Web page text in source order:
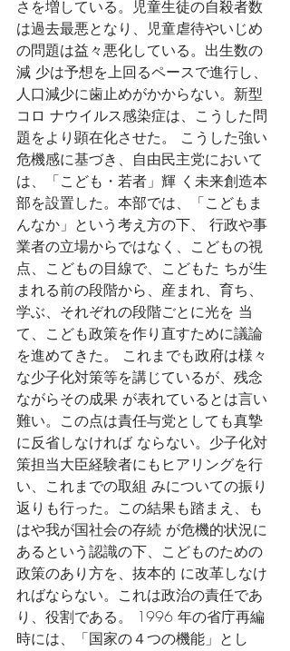
さを増している。児童生徒の自殺者数
は過去最悪となり、児童虐待やいじめ
の問題は益々悪化している。出生数の
減 少は予想を上回るペースで進行し、
人口減少に歯止めがかからない。新型
コロ ナウイルス感染症は、こうした問
題をより顕在化させた。 こうした強い
危機感に基づき、自由民主党において
は、「こども・若者」輝 く未来創造本
部を設置した。本部では、「こどもま
んなか」という考え方の下、 行政や事
業者の立場からではなく、こどもの視
点、こどもの目線で、こどもた ちが生
まれる前の段階から、産まれ、育ち、
学ぶ、それぞれの段階ごとに光を 当
て、こども政策を作り直すために議論
を進めてきた。 これまでも政府は様々
な少子化対策等を講じているが、残念
ながらその成果 が表れているとは言い
難い。この点は責任与党としても真摯
に反省しなければ ならない。少子化対
策担当大臣経験者にもヒアリングを行
い、これまでの取組 みについての振り
返りも行った。この結果も踏まえ、も
はや我が国社会の存続 が危機的状況に
あるという認識の下、こどものための
政策のあり方を、抜本的 に改革しなけ
ればならない。これは政治の責任であ
り、役割である。 1996 年の省庁再編
時には、「国家の４つの機能」とし